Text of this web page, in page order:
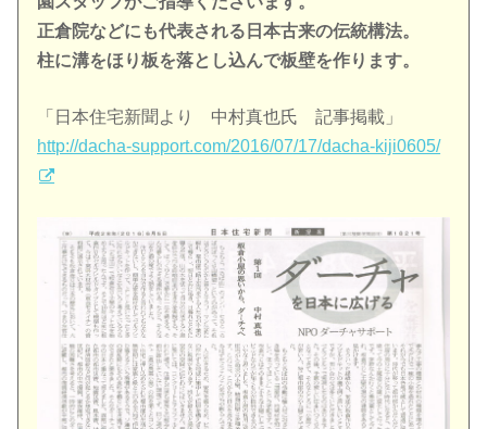
正倉院などにも代表される日本古来の伝統構法。
柱に溝をほり板を落とし込んで板壁を作ります。
「日本住宅新聞より 中村真也氏 記事掲載」
http://dacha-support.com/2016/07/17/dacha-kiji0605/